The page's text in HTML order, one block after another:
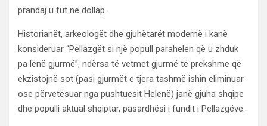
prandaj u fut në dollap.
Historianët, arkeologët dhe gjuhëtarët modernë i kanë
konsideruar “Pellazgët si një popull parahelen që u zhduk
pa lënë gjurmë”, ndërsa të vetmet gjurmë të prekshme që
ekzistojnë sot (pasi gjurmët e tjera tashmë ishin eliminuar
ose përvetësuar nga pushtuesit Helenë) janë gjuha shqipe
dhe populli aktual shqiptar, pasardhësi i fundit i Pellazgëve.